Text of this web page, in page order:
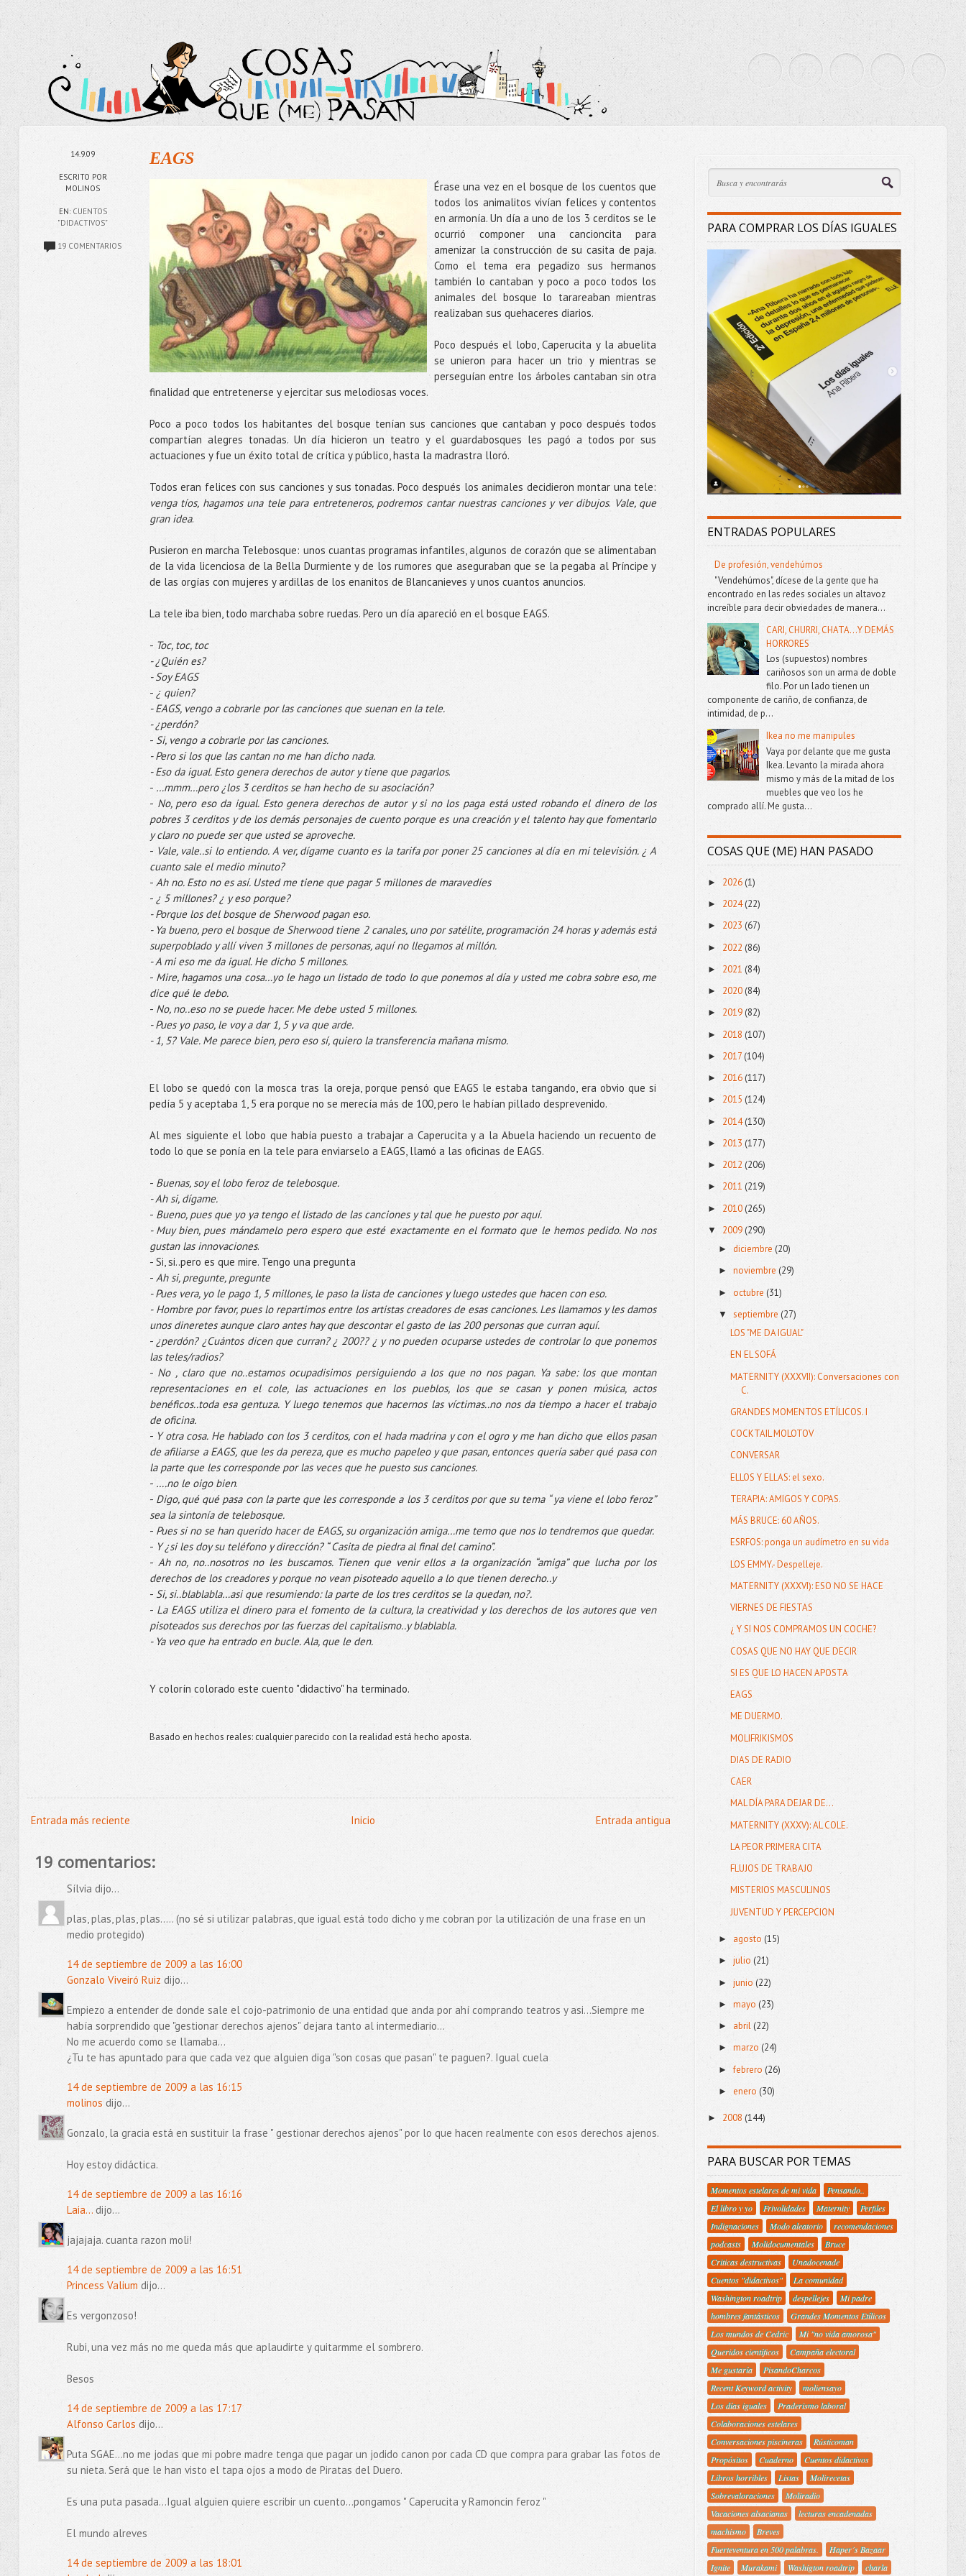
14.9.09
ESCRITO POR
MOLINOS
EN: CUENTOS
"DIDACTIVOS"
19 COMENTARIOS
EAGS
Érase una vez en el bosque de los cuentos que
todos los animalitos vivían felices y contentos
en armonía. Un día a uno de los 3 cerditos se le
ocurrió componer unacancioncita para
amenizar laconstrucción de sucasita de paja.
Como el tema era pegadizo sus hermanos
también lo cantaban y poco a poco todos los
animales del bosque lo tarareaban mientras
realizaban sus quehaceres diarios.
Poco después el lobo, Caperucita y laabuelita
se unieron para hacer un trio y mientras se
perseguían entre los árboles cantaban sin otra
finalidad que entretenerse y ejercitar sus melodiosas voces.
Poco a poco todos los habitantes del bosque tenían sus canciones que cantaban y poco después todos
compartían alegres tonadas. Un día hicieron un teatro y el guardabosques les pagó a todos por sus
actuaciones y fue un éxito total de crítica y público, hasta la madrastra lloró.
Todos eran felices con sus canciones y sus tonadas. Poco después los animales decidieron montar una tele:
venga tíos, hagamos una telepara entreteneros, podremos cantar nuestras canciones y ver dibujos. Vale, que
gran idea.
Pusieron en marcha Telebosque: unos cuantas programas infantiles, algunos de corazón que se alimentaban
de la vida licenciosa de la Bella Durmiente y de los rumores que aseguraban que se la pegaba al Príncipe y
de las orgías con mujeres y ardillas de los enanitos de Blancanieves y unos cuantos anuncios.
La tele iba bien, todo marchaba sobre ruedas. Pero un día apareció en el bosque EAGS.
- Toc, toc, toc
- ¿Quién es?
- SoyEAGS
- ¿ quien?
-EAGS, vengo a cobrarle por las canciones que suenan en la tele.
- ¿perdón?
- Si, vengo a cobrarle por las canciones.
- Pero si los que las cantan no me han dicho nada.
- Eso da igual. Esto genera derechos de autor y tiene que pagarlos.
- …mmm…pero ¿los 3cerditosse han hecho de su asociación?
- No, pero eso da igual. Esto genera derechos de autor y si no los paga está usted robando el dinero de los
pobres 3cerditosy de los demás personajes de cuento porque es una creación y el talento hay que fomentarlo
y claro no puede ser que usted se aproveche.
- Vale, vale..si lo entiendo. A ver, dígamecuanto es la tarifa por poner 25 canciones al día en mi televisión. ¿ A
cuanto sale el medio minuto?
- Ahno. Esto no es así. Usted me tiene que pagar 5 millones de maravedíes
- ¿ 5 millones? ¿ y eso porque?
- Porque los del bosque de Sherwoodpagan eso.
- Ya bueno, pero el bosque de Sherwoodtiene 2 canales, uno por satélite, programación24 horas y además está
superpobladoy allí viven 3 millones de personas, aquí no llegamos al millón.
- A mi eso me da igual. He dicho 5 millones.
- Mire, hagamos una cosa…yo le hago un listado de todo lo que ponemos al día y usted me cobra sobre eso, me
dice qué le debo.
- No, no..eso no se puede hacer. Me debe usted 5 millones.
- Pues yo paso, le voy a dar 1, 5 y va que arde.
- 1, 5? Vale. Me parece bien, pero eso sí, quiero la transferencia mañana mismo.
El lobo se quedó con la mosca tras la oreja, porque pensó que EAGS le estaba tangando, era obvio que si
pedía 5 y aceptaba 1, 5 era porque no se merecía más de 100, pero le habían pillado desprevenido.
Al mes siguiente el lobo que había puesto a trabajar a Caperucita y a la Abuela haciendo un recuento de
todo lo que se ponía en la tele para enviarselo a EAGS, llamó a las oficinas de EAGS.
- Buenas, soy el lobo feroz de telebosque.
-Ahsi, dígame.
- Bueno, pues que yo ya tengo el listado de las canciones y tal que he puesto por aquí.
- Muy bien, pues mándamelo pero espero que esté exactamente en el formato que le hemos pedido. No nos
gustan las innovaciones.
- Si, si..pero es que mire. Tengo una pregunta
- Ahsi, pregunte, pregunte
- Pues vera, yo le pago 1, 5 millones, le paso la lista de canciones y luego ustedes que hacen con eso.
- Hombre por favor, pues lo repartimos entre los artistas creadores de esas canciones. Les llamamos y les damos
unosdineretesaunque claro antes hay que descontar el gasto de las 200 personas que curranaquí.
- ¿perdón? ¿Cuántos dicen que curran? ¿ 200?? ¿ y no pueden ocuparse ustedes de controlar lo que ponemos
las teles/radios?
- No , claro que no..estamos ocupadisimospersiguiendo a los que no nos pagan. Ya sabe: los que montan
representacionesen el cole, las actuaciones en los pueblos, los que se casan y ponen música, actos
benéficos..toda esa gentuza. Y luego tenemos que hacernos las víctimas..no nos da tiempo a hacer el trabajo
de oficina.
- Y otra cosa. He hablado con los 3cerditos, con el hada madrina y con el ogro y me han dicho que ellos pasan
de afiliarse a EAGS, que les da pereza, que es mucho papeleo y que pasan, entonces quería saber qué pasa con
la parte que les corresponde por las veces que he puesto sus canciones.
- ….no le oigo bien.
- Digo, qué qué pasa con la parte que les corresponde a los 3cerditospor que su tema “ ya viene el lobo feroz”
sea lasintoníade telebosque.
- Pues si no se han querido hacer de EAGS, su organizaciónamiga…me temo que nos lo tendremos que quedar.
- Y ¿si les doy su teléfono y dirección? “Casitade piedra al final del camino”.
- Ahno, no..nosotros no les buscamos. Tienen que venir ellos a la organización“amiga” que lucha por los
derechos de los creadores y porque no vean pisoteado aquello a lo que tienen derecho..y
- Si, si..blablabla…asique resumiendo: la parte de los tres cerditosse la quedan, no?.
- La EAGSutiliza el dinero para el fomento de la cultura, la creatividad y los derechos de los autores que ven
pisoteados sus derechos por las fuerzas del capitalismo..yblablabla.
- Ya veo que ha entrado en bucle. Ala, que le den.
Y colorín colorado este cuento "didactivo" ha terminado.
Basado en hechos reales: cualquier parecido con la realidad está hecho aposta.
Entrada más reciente Entrada antigua
Inicio
19 comentarios:
Sílvia dijo...
plas, plas, plas, plas..... (no sé si utilizar palabras, que igual está todo dicho y me cobran por la utilización de una frase en un
medio protegido)
14 de septiembre de 2009 a las 16:00
Gonzalo Viveiró Ruiz dijo...
Empiezo a entender de donde sale el cojo-patrimonio de una entidad que anda por ahí comprando teatros y asi...Siempre me
había sorprendido que "gestionar derechos ajenos" dejara tanto al intermediario...
No me acuerdo como se llamaba...
¿Tu te has apuntado para que cada vez que alguien diga "son cosas que pasan" te paguen?. Igual cuela
14 de septiembre de 2009 a las 16:15
molinos dijo...
Gonzalo, la gracia está en sustituir la frase " gestionar derechos ajenos" por lo que hacen realmente con esos derechos ajenos.
Hoy estoy didáctica.
14 de septiembre de 2009 a las 16:16
Laia...dijo...
jajajaja. cuanta razon moli!
14 de septiembre de 2009 a las 16:51
Princess Valium dijo...
Es vergonzoso!
Rubi, una vez más no me queda más que aplaudirte y quitarmme el sombrero.
Besos
14 de septiembre de 2009 a las 17:17
Alfonso Carlos dijo...
Puta SGAE...no me jodas que mi pobre madre tenga que pagar un jodido canon por cada CD que compra para grabar las fotos de
su nieta. Será que le han visto el tapa ojos a modo de Piratas del Duero.
Es una puta pasada...Igual alguien quiere escribir un cuento...pongamos " Caperucita y Ramoncin feroz "
El mundo alreves
14 de septiembre de 2009 a las 18:01
PARA COMPRAR LOS DÍAS IGUALES
ENTRADAS POPULARES
De profesión, vendehúmos
"Vendehúmos", dícese de la gente que ha
encontrado en las redes sociales un altavoz
increíble para decir obviedades de manera...
CARI, CHURRI, CHATA...Y DEMÁS
HORRORES
Los (supuestos) nombres
cariñosos son un arma de doble
filo. Por un lado tienen un
componente de cariño, de confianza, de
intimidad, de p...
Ikea no me manipules
Vaya por delante que me gusta
Ikea. Levanto la mirada ahora
mismo y más de la mitad de los
muebles que veo los he
comprado allí. Me gusta...
COSAS QUE (ME) HAN PASADO
► 2026 (1)
► 2024(22)
► 2023 (67)
► 2022 (86)
► 2021 (84)
► 2020(84)
► 2019(82)
► 2018 (107)
► 2017 (104)
► 2016(117)
► 2015 (124)
► 2014(130)
► 2013 (177)
► 2012 (206)
► 2011 (219)
► 2010(265)
▼ 2009 (290)
►diciembre(20)
►noviembre(29)
►octubre(31)
▼ septiembre(27)
LOS "ME DA IGUAL"
EN EL SOFÁ
MATERNITY (XXXVII): Conversaciones con
C.
GRANDES MOMENTOS ETÍLICOS. I
COCKTAIL MOLOTOV
CONVERSAR
ELLOS Y ELLAS: el sexo.
TERAPIA: AMIGOS Y COPAS.
MÁS BRUCE: 60 AÑOS.
ESRFOS: ponga un audímetro en su vida
LOS EMMY.- Despelleje.
MATERNITY (XXXVI): ESO NO SE HACE
VIERNES DE FIESTAS
¿ Y SI NOS COMPRAMOS UN COCHE?
COSAS QUE NO HAY QUE DECIR
SI ES QUE LO HACEN APOSTA
EAGS
ME DUERMO.
MOLIFRIKISMOS
DIAS DE RADIO
CAER
MAL DÍA PARA DEJAR DE...
MATERNITY (XXXV): AL COLE.
LA PEOR PRIMERA CITA
FLUJOS DE TRABAJO
MISTERIOS MASCULINOS
JUVENTUD Y PERCEPCION
► agosto(15)
►julio(21)
►junio (22)
►mayo(23)
► abril(22)
►marzo(24)
►febrero (26)
►enero (30)
► 2008 (144)
PARA BUSCAR POR TEMAS
Momentos estelares de mi vida
Pensando..
El libro y yo
Frivolidades Maternity
Perfiles
Indignaciones
Modo aleatorio
recomendaciones
podcasts
Molidocumentales
Bruce
Criticas destructivas
Unadocenade
Cuentos "didactivos"
La comunidad
Washington roadtrip
despellejes
Mi padre
hombres fantásticos
Grandes Momentos Etílicos
Los mundos de Cedric
Mi "no vida amorosa"
Queridos científicos
Campaña electoral
Me gustaría
PisandoCharcos
Recent Keyword activity
moliensayo
Los días iguales
Praderismo laboral
Colaboraciones estelares
Conversaciones piscineras
Rústicoman
Propósitos
Cuaderno
Cuentos didactivos
Libros horribles
Listas
Molirecetas
Sobrevaloraciones
Moliradio
Vacaciones alsacianas
lecturas encadenadas
machismo
Breves
Fuerteventura en 500 palabras.
Haper´s Bazaar
Ignite
Murakami Washigton roadtrip charla